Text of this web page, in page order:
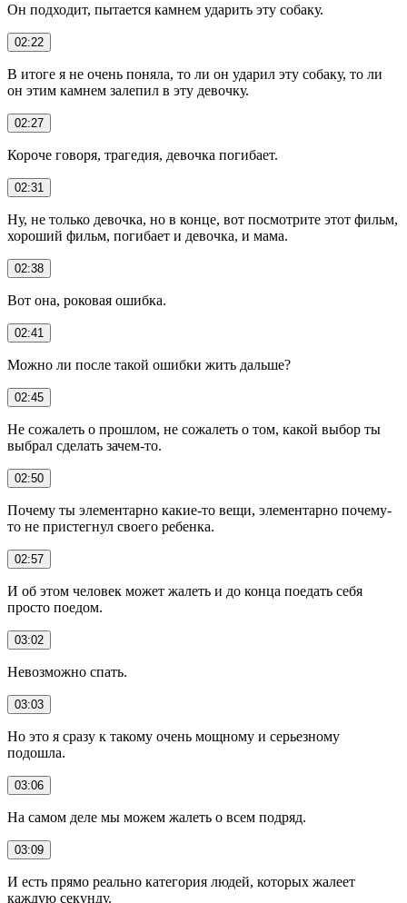
Он подходит, пытается камнем ударить эту собаку.
02:22
В итоге я не очень поняла, то ли он ударил эту собаку, то ли
он этим камнем залепил в эту девочку.
02:27
Короче говоря, трагедия, девочка погибает.
02:31
Ну, не только девочка, но в конце, вот посмотрите этот фильм,
хороший фильм, погибает и девочка, и мама.
02:38
Вот она, роковая ошибка.
02:41
Можно ли после такой ошибки жить дальше?
02:45
Не сожалеть о прошлом, не сожалеть о том, какой выбор ты
выбрал сделать зачем-то.
02:50
Почему ты элементарно какие-то вещи, элементарно почему-
то не пристегнул своего ребенка.
02:57
И об этом человек может жалеть и до конца поедать себя
просто поедом.
03:02
Невозможно спать.
03:03
Но это я сразу к такому очень мощному и серьезному
подошла.
03:06
На самом деле мы можем жалеть о всем подряд.
03:09
И есть прямо реально категория людей, которых жалеет
каждую секунду.